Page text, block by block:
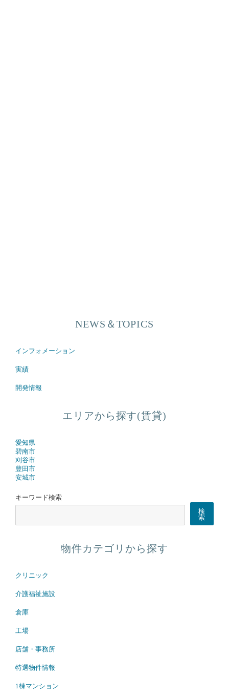
NEWS＆TOPICS
インフォメーション
実績
開発情報
エリアから探す(賃貸)
愛知県
碧南市
刈谷市
豊田市
安城市
キーワード検索
検
索
物件カテゴリから探す
クリニック
介護福祉施設
倉庫
工場
店舗・事務所
特選物件情報
1棟マンション